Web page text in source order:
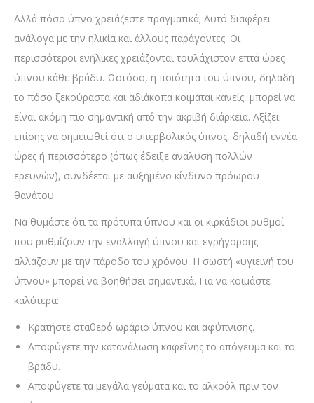
Αλλά πόσο ύπνο χρειάζεστε πραγματικά; Αυτό διαφέρει
ανάλογα με την ηλικία και άλλους παράγοντες. Οι
περισσότεροι ενήλικες χρειάζονται τουλάχιστον επτά ώρες
ύπνου κάθε βράδυ. Ωστόσο, η ποιότητα του ύπνου, δηλαδή
το πόσο ξεκούραστα και αδιάκοπα κοιμάται κανείς, μπορεί να
είναι ακόμη πιο σημαντική από την ακριβή διάρκεια. Αξίζει
επίσης να σημειωθεί ότι ο υπερβολικός ύπνος, δηλαδή εννέα
ώρες ή περισσότερο (όπως έδειξε ανάλυση πολλών
ερευνών), συνδέεται με αυξημένο κίνδυνο πρόωρου
θανάτου.
Να θυμάστε ότι τα πρότυπα ύπνου και οι κιρκάδιοι ρυθμοί
που ρυθμίζουν την εναλλαγή ύπνου και εγρήγορσης
αλλάζουν με την πάροδο του χρόνου. Η σωστή «υγιεινή του
ύπνου» μπορεί να βοηθήσει σημαντικά. Για να κοιμάστε
καλύτερα:
Κρατήστε σταθερό ωράριο ύπνου και αφύπνισης.
Αποφύγετε την κατανάλωση καφεΐνης το απόγευμα και το
βράδυ.
Αποφύγετε τα μεγάλα γεύματα και το αλκοόλ πριν τον